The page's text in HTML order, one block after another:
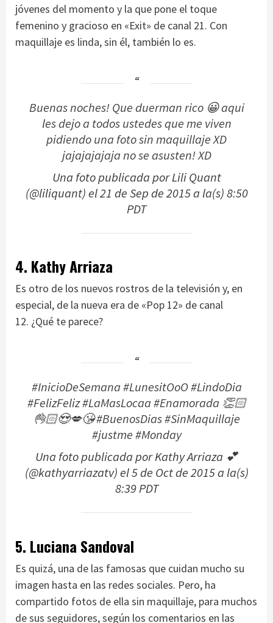
jóvenes del momento y la que pone el toque
femenino y gracioso en «Exit» de canal 21. Con
maquillaje es linda, sin él, también lo es.
Buenas noches! Que duerman rico 😀 aqui
les dejo a todos ustedes que me viven
pidiendo una foto sin maquillaje XD
jajajajajaja no se asusten! XD
Una foto publicada por Lili Quant
(@liliquant) el21 de Sep de 2015 a la(s) 8:50
PDT
4. Kathy Arriaza
Es otro de los nuevos rostros de la televisión y, en
especial, de la nueva era de «Pop 12» de canal
12. ¿Qué te parece?
#InicioDeSemana #LunesitOoO #LindoDia
#FelizFeliz #LaMasLocaa #Enamorada 👏🏻
👌🏻😍💋😘 #BuenosDias #SinMaquillaje
#justme #Monday
Una foto publicada por Kathy Arriaza 💕
(@kathyarriazatv) el5 de Oct de 2015 a la(s)
8:39 PDT
5. Luciana Sandoval
Es quizá, una de las famosas que cuidan mucho su
imagen hasta en las redes sociales. Pero, ha
compartido fotos de ella sin maquillaje, para muchos
de sus seguidores, según los comentarios en las